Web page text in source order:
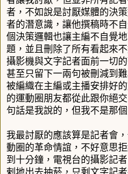
者，不如說是討厭媒體的決
者的潛意識，讓他撰稿時不
個決策邏輯也讓主編不自覺
題，並且刪除了所有看起來
攝影機與文字記者面前一切
甚至只留下一兩句被刪減到
被編織在主編或主播安排好
的運動圈朋友都從此跟你絕
句話是我說的，但我不是那個
我最討厭的應該算是記者會
動圈的革命情誼，不好意思
到十分鐘，電視台的攝影記